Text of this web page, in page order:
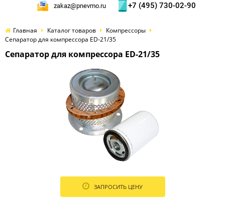
zakaz@pnevmo.ru +7 (495) 730-02-90
Главная Каталог товаров
Компрессоры
Сепаратор для компрессора ED-21/35
Сепаратор для компрессора ED-21/35
ЗАПРОСИТЬ ЦЕНУ